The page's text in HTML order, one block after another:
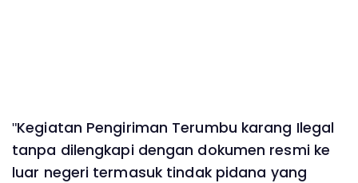
"Kegiatan Pengiriman Terumbu karang Ilegal
tanpa dilengkapi dengan dokumen resmi ke
luar negeri termasuk tindak pidana yang